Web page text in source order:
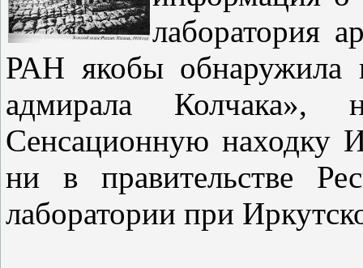
лаборатория
РАН якобы обнаружила
адмирала Колчака»,
Сенсационную находку
ни в правительстве
лаборатории при